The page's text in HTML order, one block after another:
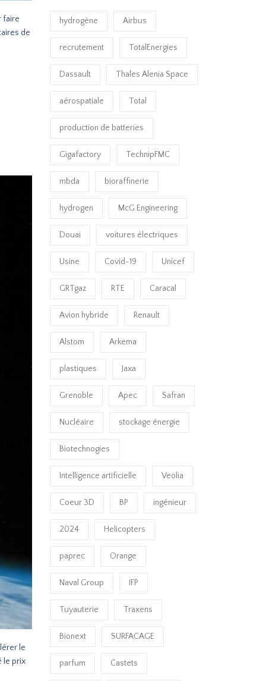
faire
de
le
le prix
hydrogène Airbus
recrutement TotalEnergies
Dassault Thales Alenia Space
aérospatiale Total
production de batteries
Gigafactory TechnipFMC
mbda bioraffinerie
hydrogen McG Engineering
Douai voitures électriques
Usine Covid-19 Unicef
GRTgaz RTE Caracal
Avion hybride Renault
Alstom Arkema
plastiques Jaxa
Grenoble Apec Safran
Nucléaire stockage énergie
Biotechnogies
Intelligence artificielle Veolia
Coeur 3D BP ingénieur
2024 Helicopters
paprec Orange
Naval Group IFP
Tuyauterie Traxens
Bionext SURFACAGE
parfum Castets